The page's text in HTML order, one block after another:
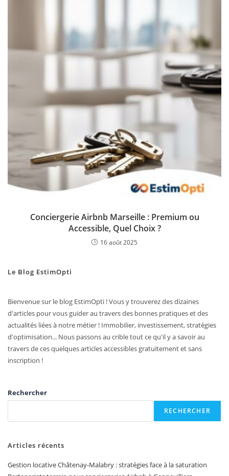
Conciergerie Airbnb Marseille : Premium ou
Accessible, Quel Choix ?
16 août 2025
Le Blog EstimOpti
Bienvenue sur le blog EstimOpti ! Vous y trouverez des dizaines
d'articles pour vous guider au travers des bonnes pratiques et des
actualités liées à notre métier ! Immobilier, investissement, stratégies
d'optimisation... Nous passons au crible tout ce qu'il y a savoir au
travers de ces quelques articles accessibles gratuitement et sans
inscription !
Rechercher
RECHERCHER
Articles récents
Gestion locative Châtenay-Malabry : stratégies face à la saturation